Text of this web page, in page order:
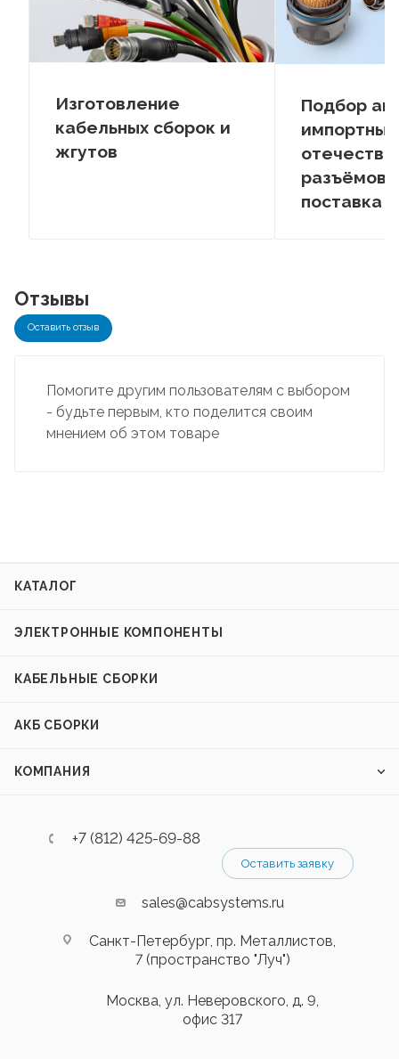
Изготовление
кабельных сборок и
жгутов
Подбор
разъёмов
поставка
Отзывы
Оставить отзыв
Помогите другим пользователям с выбором
- будьте первым, кто поделится своим
мнением об этом товаре
КАТАЛОГ
ЭЛЕКТРОННЫЕ КОМПОНЕНТЫ
КАБЕЛЬНЫЕ СБОРКИ
АКБ СБОРКИ
КОМПАНИЯ
+7 (812) 425-69-88
Оставить заявку
sales@cabsystems.ru
Санкт-Петербург, пр. Металлистов,
7 (пространство "Луч")
Москва, ул. Неверовского, д. 9,
офис 317